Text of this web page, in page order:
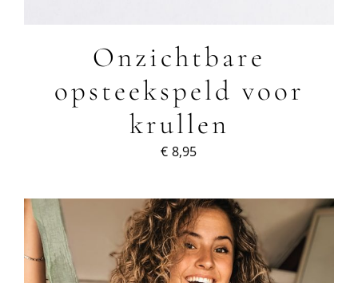
Onzichtbare
opsteekspeld voor
krullen
€ 8,95